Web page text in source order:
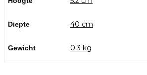
Diepte 40 cm
Gewicht 0.3 kg